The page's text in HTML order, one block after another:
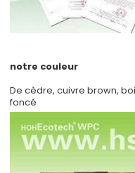
notre couleur
De cèdre, cuivre brown,
foncé